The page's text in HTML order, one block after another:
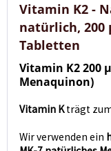
Vitamin K2 -
natürlich, 200
Tabletten
Vitamin K2 200
Menaquinon)
Vitamin Kträgt
Wir verwenden ein